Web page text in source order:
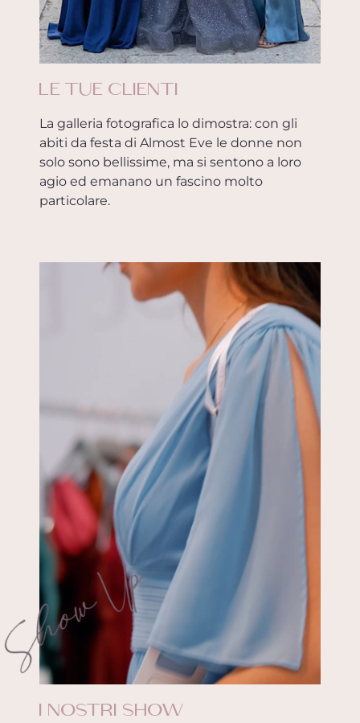
LE TUE CLIENTI
La galleria fotografica lo dimostra: con gli
abiti da festa di Almost Eve le donne non
solo sono bellissime, ma si sentono a loro
agio ed emanano un fascino molto
particolare.
Up
I NOSTRI SHOW